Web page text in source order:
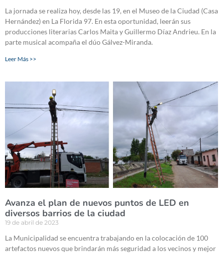
La jornada se realiza hoy, desde las 19, en el Museo de la Ciudad (Casa
Hernández) en La Florida 97. En esta oportunidad, leerán sus
producciones literarias Carlos Maita y Guillermo Díaz Andrieu. En la
parte musical acompaña el dúo Gálvez-Miranda.
Leer Más >>
Avanza el plan de nuevos puntos de LED en
diversos barrios de la ciudad
19 de abril de 2023
La Municipalidad se encuentra trabajando en la colocación de 100
artefactos nuevos que brindarán más seguridad a los vecinos y mejor